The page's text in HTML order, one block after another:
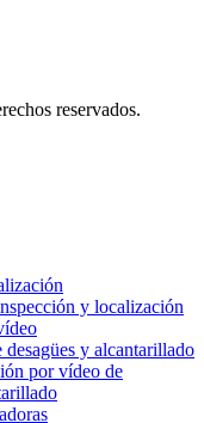
reservados.
y localización
y alcantarillado
por vídeo de